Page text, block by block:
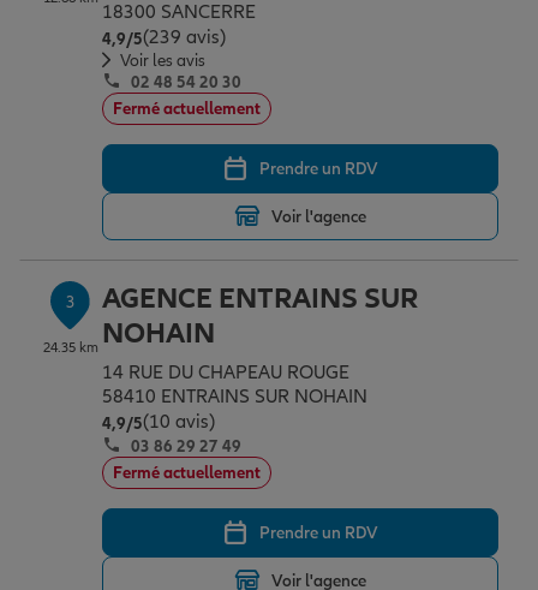
Transmission
Départ à la retraite
Préparer l’avenir
Assurance habitation
Le Pack Famille
Garantie des accidents de la vie
Assurance scolaire
Protection juridique
Retraite
Tous nos devis d'assurance
Allianz en France
18300 SANCERRE
4,9/5Note de 4.9 sur 5
(239 avis)
Voir les avis
02 48 54 20 30
Fermé actuellement
Prendre un RDV
Voir l'agence
3
24.35 km
AGENCE ENTRAINS SUR
NOHAIN
14 RUE DU CHAPEAU ROUGE
58410 ENTRAINS SUR NOHAIN
4,9/5Note de 4.9 sur 5
(10 avis)
03 86 29 27 49
Fermé actuellement
Prendre un RDV
Voir l'agence